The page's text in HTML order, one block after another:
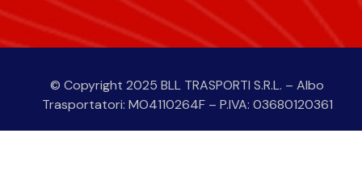
Alternative:
© Copyright 2025 BLL TRASPORTI S.R.L. – Albo
Trasportatori: MO4110264F – P.IVA: 03680120361